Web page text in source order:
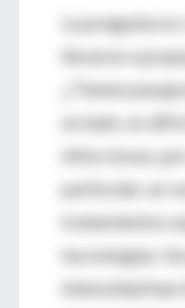
La pregunta
llevaron a
¿Tienen
un lado, es
infecciosas,
particular, un
tratamientos
tecnologías.
intensidad